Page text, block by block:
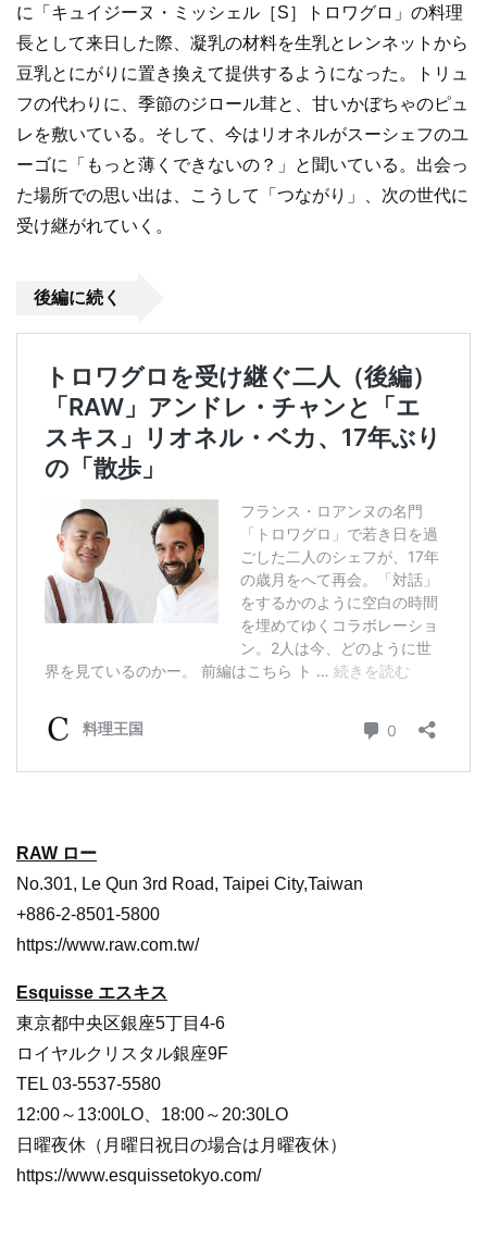
に「キュイジーヌ・ミッシェル［S］トロワグロ」の料理
長として来日した際、凝乳の材料を生乳とレンネットから
豆乳とにがりに置き換えて提供するようになった。トリュ
フの代わりに、季節のジロール茸と、甘いかぼちゃのピュ
レを敷いている。そして、今はリオネルがスーシェフのユ
ーゴに「もっと薄くできないの？」と聞いている。出会っ
た場所での思い出は、こうして「つながり」、次の世代に
受け継がれていく。
後編に続く
RAW ロー
No.301, Le Qun 3rd Road, Taipei City,Taiwan
+886-2-8501-5800
https://www.raw.com.tw/
Esquisse エスキス
東京都中央区銀座5丁目4-6
ロイヤルクリスタル銀座9F
TEL 03-5537-5580
12:00～13:00LO、18:00～20:30LO
日曜夜休（月曜日祝日の場合は月曜夜休）
https://www.esquissetokyo.com/